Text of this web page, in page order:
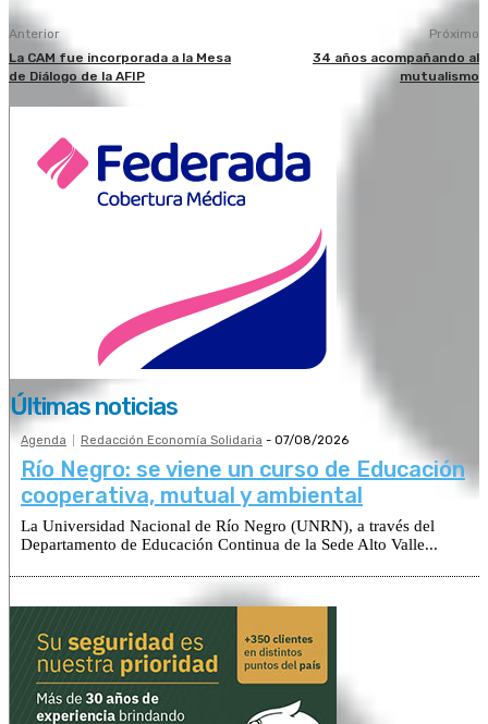
Anterior
La CAM fue incorporada a la Mesa
de Diálogo de la AFIP
Próximo
34 años acompañando al
mutualismo
Últimas noticias
Agenda Redacción Economía Solidaria - 07/08/2026
Río Negro: se viene un curso de Educación
cooperativa, mutual y ambiental
La Universidad Nacional de Río Negro (UNRN), a través del
Departamento de Educación Continua de la Sede Alto Valle...